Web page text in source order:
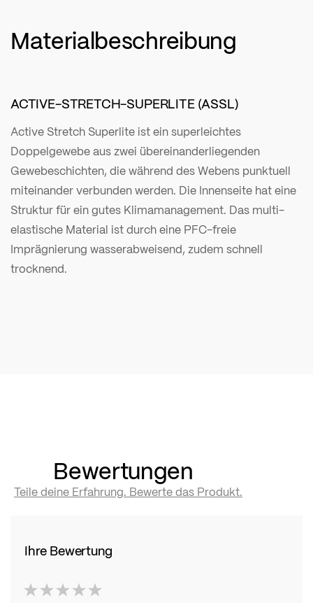
Materialbeschreibung
ACTIVE-STRETCH-SUPERLITE (ASSL)
Active Stretch Superlite ist ein superleichtes
Doppelgewebe aus zwei übereinanderliegenden
Gewebeschichten, die während des Webens punktuell
miteinander verbunden werden. Die Innenseite hat eine
Struktur für ein gutes Klimamanagement. Das multi-
elastische Material ist durch eine PFC-freie
Imprägnierung wasserabweisend, zudem schnell
trocknend.
Bewertungen
Teile deine Erfahrung. Bewerte das Produkt.
Ihre Bewertung